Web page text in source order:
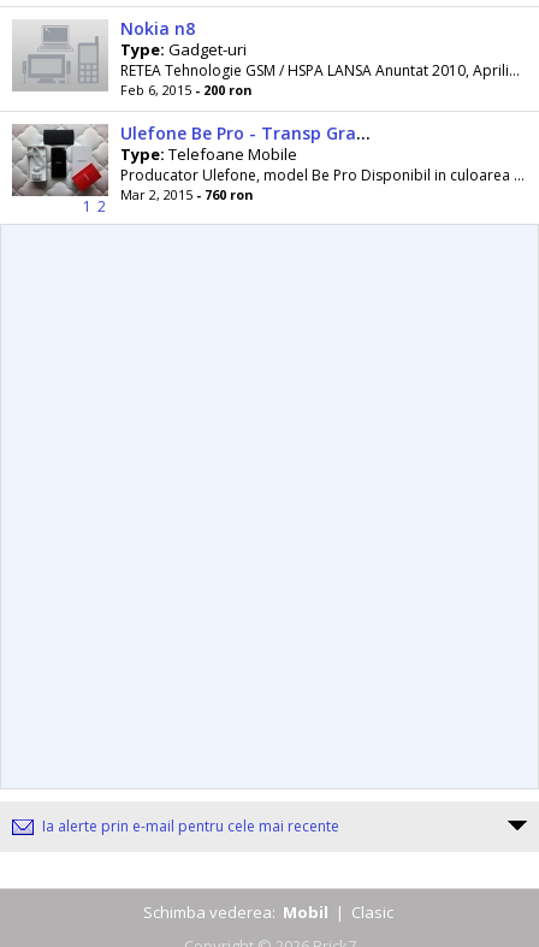
Nokia n8
Type: Gadget-uri
RETEA Tehnologie GSM / HSPA LANSA Anuntat 2010, Aprilie Stare Disponibil. Lansat 2010, Octombrie CORP Dimensiuni 113, 5 x 59, 1 x 12, 9 mm, 86 cc...
Feb 6, 2015 - 200 ron
1 2
Ulefone Be Pro - Transp Gratis Verif Colet Android 5. 0 curand
Type: Telefoane Mobile
Producator Ulefone, model Be Pro Disponibil in culoarea albastru inchis, cu capac spate suplimentar(negru mat si aspru la atingere) Dimensiuni 156....
Mar 2, 2015 - 760 ron
Ia alerte prin e-mail pentru cele mai recente
Schimba vederea: Mobil | Clasic